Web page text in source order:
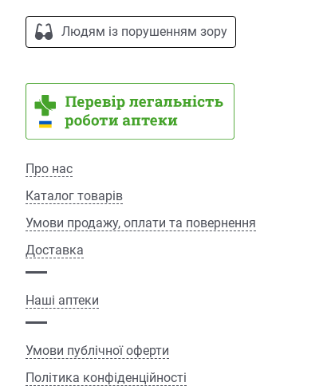
Людям із порушенням зору
Про нас
Каталог товарів
Умови продажу, оплати та повернення
Доставка
Наші аптеки
Умови публічної оферти
Політика конфіденційності